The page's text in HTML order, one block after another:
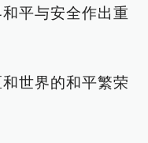
平与安全作出重
世界的和平繁荣